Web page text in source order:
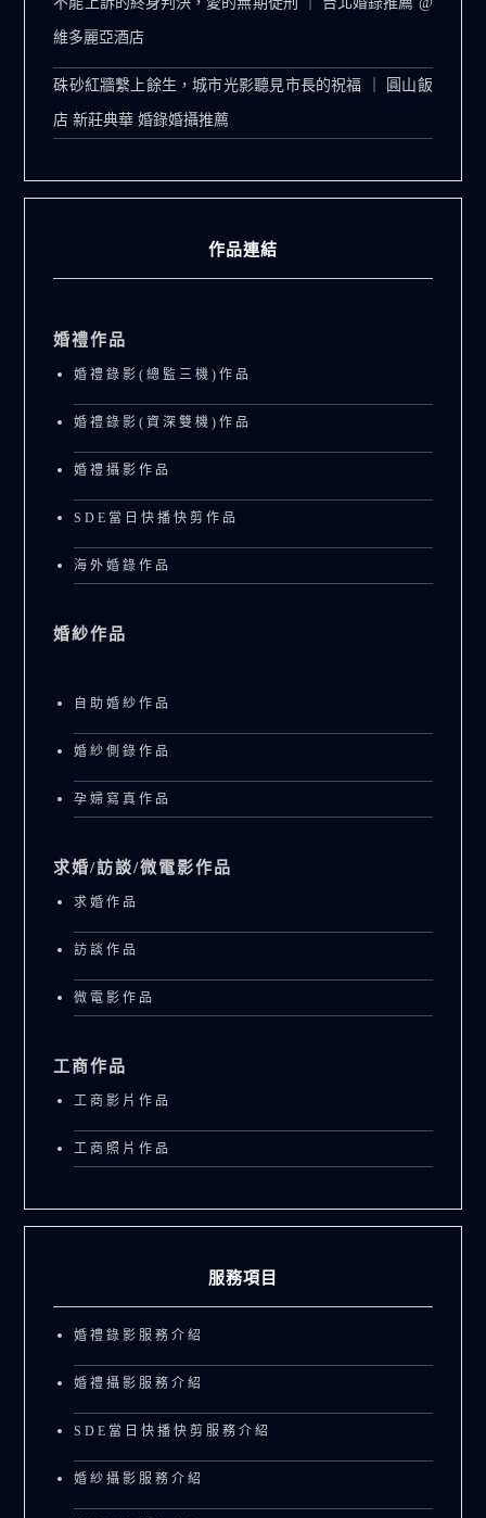
維多麗亞酒店
硃砂紅牆繫上餘生，城市光影聽見市長的祝福 ｜ 圓山飯
店 新莊典華 婚錄婚攝推薦
作品連結
婚禮作品
婚禮錄影(總監三機)作品
婚禮錄影(資深雙機)作品
婚禮攝影作品
SDE當日快播快剪作品
海外婚錄作品
婚紗作品
自助婚紗作品
婚紗側錄作品
孕婦寫真作品
求婚/訪談/微電影作品
求婚作品
訪談作品
微電影作品
工商作品
工商影片作品
工商照片作品
服務項目
婚禮錄影服務介紹
婚禮攝影服務介紹
SDE當日快播快剪服務介紹
婚紗攝影服務介紹